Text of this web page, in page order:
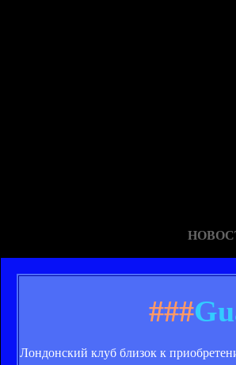
###
Лондонский клуб близок к